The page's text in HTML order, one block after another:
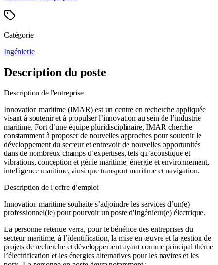
Catégorie
Ingénierie
Description du poste
Description de l'entreprise
Innovation maritime (IMAR) est un centre en recherche appliquée
visant à soutenir et à propulser l’innovation au sein de l’industrie
maritime. Fort d’une équipe pluridisciplinaire, IMAR cherche
constamment à proposer de nouvelles approches pour soutenir le
développement du secteur et entrevoir de nouvelles opportunités
dans de nombreux champs d’expertises, tels qu’acoustique et
vibrations, conception et génie maritime, énergie et environnement,
intelligence maritime, ainsi que transport maritime et navigation.
Description de l’offre d’emploi
Innovation maritime souhaite s’adjoindre les services d’un(e)
professionnel(le) pour pourvoir un poste d'Ingénieur(e) électrique.
La personne retenue verra, pour le bénéfice des entreprises du
secteur maritime, à l’identification, la mise en œuvre et la gestion de
projets de recherche et développement ayant comme principal thème
l’électrification et les énergies alternatives pour les navires et les